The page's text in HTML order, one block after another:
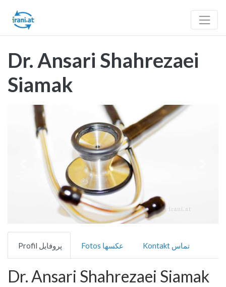
Dr. Ansari Shahrezaei
Siamak
Vorheriges
Profil پروفایل Fotos عکسها Kontakt تماس
Dr. Ansari Shahrezaei Siamak